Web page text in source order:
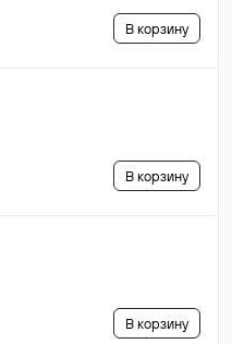
В корзину
В корзину
В корзину